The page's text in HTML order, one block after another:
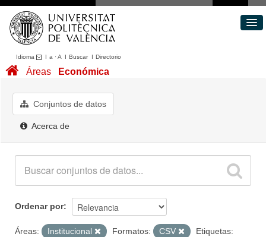
Idioma I a ·A I BuscarI Directorio
Conjuntos de datos
Acerca de
Áreas Económica
Conjuntos de datos
Acerca de
Ordenar por
Áreas: Institucional Formatos: CSV
Etiquetas: